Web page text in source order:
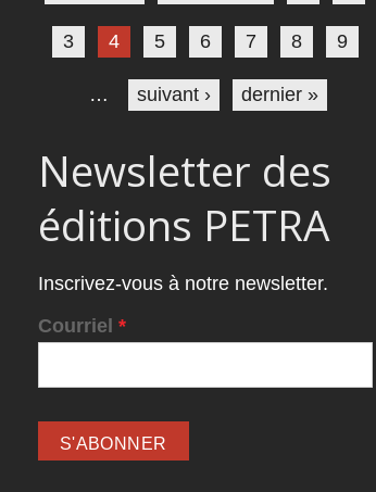
3 4 5 6 7 8 9
… suivant › dernier »
Newsletter des
éditions PETRA
Inscrivez-vous à notre newsletter.
Courriel *